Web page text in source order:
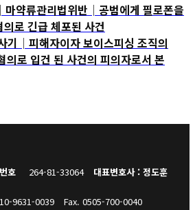
약류관리법위반│공범에게 필로폰을
로 긴급 체포된 사건
│피해자이자 보이스피싱 조직의
의로 입건 된 사건의 피의자로서 본
호 264-81-33064
대표변호사 : 정도훈
9631-0039
Fax. 0505-700-0040